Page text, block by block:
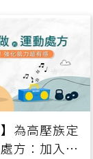
為高壓族定
方：加入行